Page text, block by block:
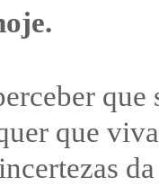
que
que